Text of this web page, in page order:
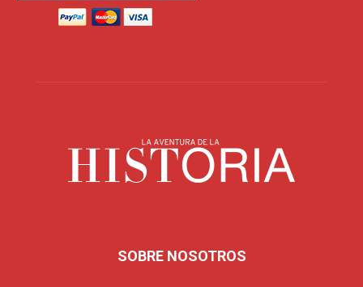
SOBRE NOSOTROS